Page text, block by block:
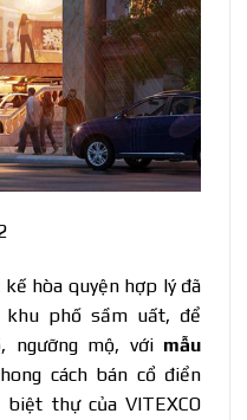
hòa quyện hợp lý đã
khu phố sầm uất, để
ngưỡng mộ, với mẫu
cách bán cổ điển
thự của VITEXCO